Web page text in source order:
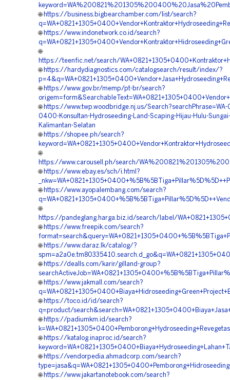
🌐 https://business.bigbearchamber.com/list/search?
🌐 https://www.indonetwork.co.id/search?
🌐
https://teenfic.net/search/
🌐 https://hardydiagnostics.com/catalogsearch/result/index/?
🌐 https://www.gov.br/memp/pt-br/search?
🌐 https://www.twp.woodbridge.nj.us/Search?searchPhrase=WA-
0400-Konsultan-Hydroseeding-Land-Scaping-Hijau-Hulu-
Kalimantan-Selatan
🌐 https://shopee.ph/search?
🌐
https://www.carousell.ph/search/
🌐 https://www.ebay.es/sch/i.html?
🌐 https://www.ayopalembang.com/search?
🌐
https://pandeglang.harga.biz.id/search/label/
🌐 https://www.freepik.com/search?
🌐 https://www.daraz.lk/catalog/?
🌐 https://dealls.com/karir/gilland-group?
🌐 https://www.jakmall.com/search?
🌐 https://toco.id/id/search?
q=product/
🌐 https://padiumkm.id/search?
🌐 https://katalog.inaproc.id/search?
🌐 https://vendorpedia.ahmadcorp.com/search?
🌐 https://www.jakartanotebook.com/search?